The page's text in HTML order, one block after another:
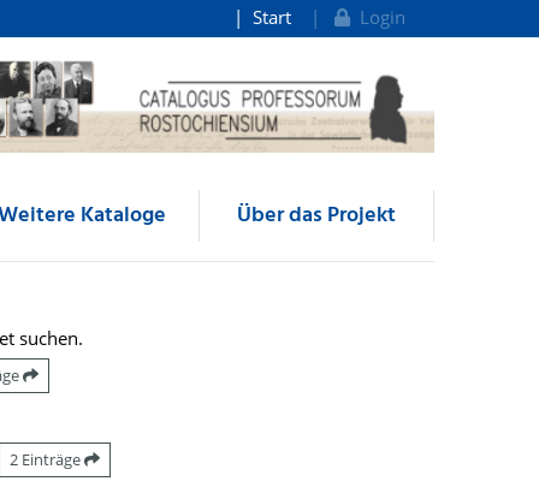
Start Login
Kataloge Über das Projekt
suchen.
2 Einträge